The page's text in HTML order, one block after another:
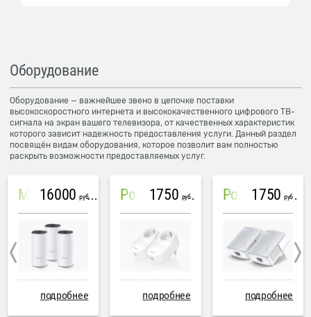
Оборудование
Оборудование — важнейшее звено в цепочке поставки
высокоскоростного интернета и высококачественного цифрового ТВ-
сигнала на экран вашего телевизора, от качественных характеристик
которого зависит надежность предоставления услуги. Данный раздел
посвящён видам оборудования, которое позволит вам полностью
раскрыть возможности предоставляемых услуг.
Mesh система TP-Link Deco M4 (3 устройства)
16000 руб
подробнее
PowerLine Tenda PH6
1750 руб
подробнее
PowerLine TP-Link AV600
1750 руб
подробнее